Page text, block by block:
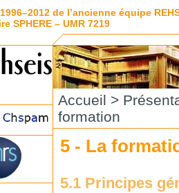
de l’ancienne équipe
SPHERE – UMR 7219
Accueil >
formation
5 - La
5.1 Principes